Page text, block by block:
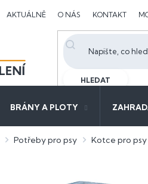
AKTUÁLNĚ O NÁS KONTAKT
HLEDAT
BRÁNY A PLOTY
Potřeby pro psy Kotce pro psy